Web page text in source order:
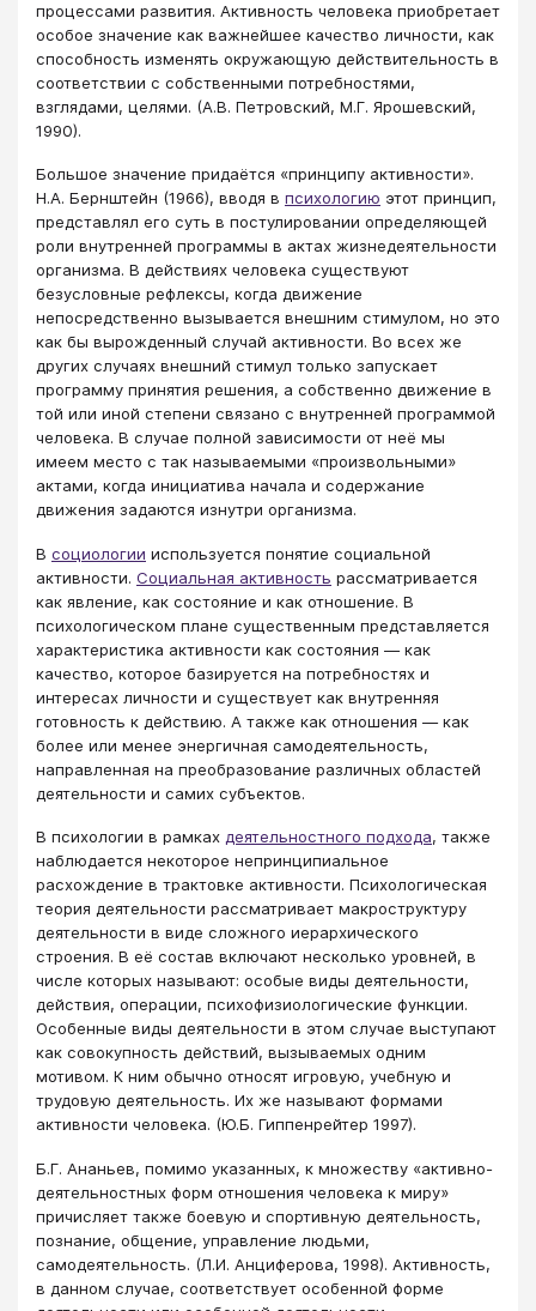
процессами развития. Активность человека приобретает
особое значение как важнейшее качество личности, как
способность изменять окружающую действительность в
соответствии с собственными потребностями,
взглядами, целями. (А.В. Петровский, М.Г. Ярошевский,
1990).
Большое значение придаётся «принципу активности».
Н.А. Бернштейн (1966), вводя в психологию этот принцип,
представлял его суть в постулировании определяющей
роли внутренней программы в актах жизнедеятельности
организма. В действиях человека существуют
безусловные рефлексы, когда движение
непосредственно вызывается внешним стимулом, но это
как бы вырожденный случай активности. Во всех же
других случаях внешний стимул только запускает
программу принятия решения, а собственно движение в
той или иной степени связано с внутренней программой
человека. В случае полной зависимости от неё мы
имеем место с так называемыми «произвольными»
актами, когда инициатива начала и содержание
движения задаются изнутри организма.
В социологии используется понятие социальной
активности. Социальная активность рассматривается
как явление, как состояние и как отношение. В
психологическом плане существенным представляется
характеристика активности как состояния — как
качество, которое базируется на потребностях и
интересах личности и существует как внутренняя
готовность к действию. А также как отношения — как
более или менее энергичная самодеятельность,
направленная на преобразование различных областей
деятельности и самих субъектов.
В психологии в рамках деятельностного подхода, также
наблюдается некоторое непринципиальное
расхождение в трактовке активности. Психологическая
теория деятельности рассматривает макроструктуру
деятельности в виде сложного иерархического
строения. В её состав включают несколько уровней, в
числе которых называют: особые виды деятельности,
действия, операции, психофизиологические функции.
Особенные виды деятельности в этом случае выступают
как совокупность действий, вызываемых одним
мотивом. К ним обычно относят игровую, учебную и
трудовую деятельность. Их же называют формами
активности человека. (Ю.Б. Гиппенрейтер 1997).
Б.Г. Ананьев, помимо указанных, к множеству «активно-
деятельностных форм отношения человека к миру»
причисляет также боевую и спортивную деятельность,
познание, общение, управление людьми,
самодеятельность. (Л.И. Анциферова, 1998). Активность,
в данном случае, соответствует особенной форме